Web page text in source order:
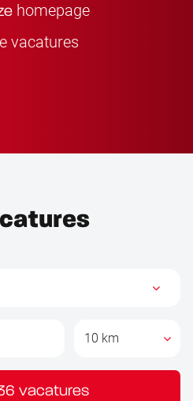
homepage
vacatures
10 km
vacatures